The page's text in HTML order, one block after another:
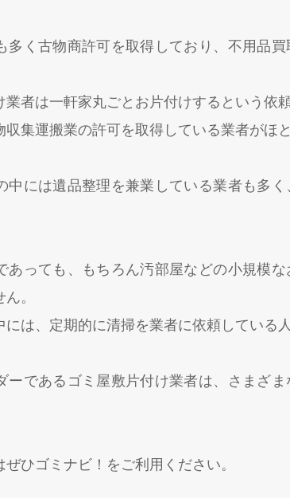
多く古物商許可を取得しており、不用品
者は一軒家丸ごとお片付けするという依
集運搬業の許可を取得している業者がほと
中には遺品整理を兼業している業者も多
あっても、もちろん汚部屋などの小規模
。
は、定期的に清掃を業者に依頼している人
ーであるゴミ屋敷片付け業者は、さまざ
ひゴミナビ！をご利用ください。